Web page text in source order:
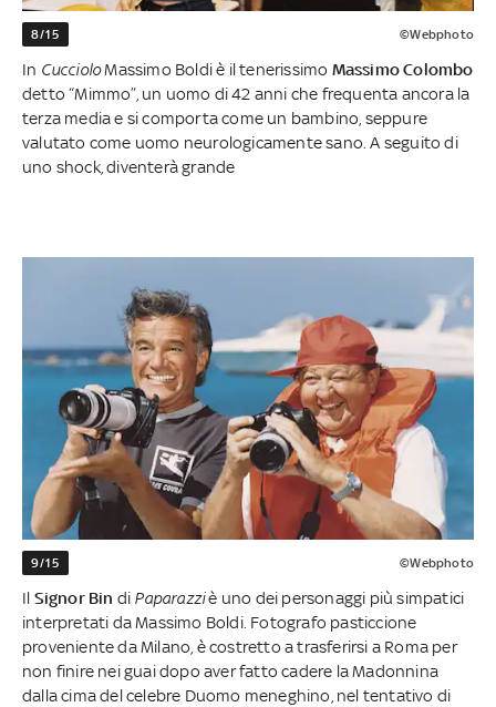
8/15 ©Webphoto
In CuccioloMassimo Boldi è il tenerissimo Massimo Colombo
detto “Mimmo”, un uomo di 42 anni che frequenta ancora la
terza media e si comporta come un bambino, seppure
valutato come uomo neurologicamente sano. A seguito di
uno shock, diventerà grande
9/15 ©Webphoto
Il Signor Bin di Paparazziè uno dei personaggi più simpatici
interpretati da Massimo Boldi. Fotografo pasticcione
proveniente da Milano, è costretto a trasferirsi a Roma per
non finire nei guai dopo aver fatto cadere la Madonnina
dalla cima del celebre Duomo meneghino, nel tentativo di